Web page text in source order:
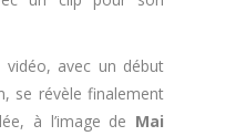
vidéo, avec un début
se révèle finalement
à l’image de Mai